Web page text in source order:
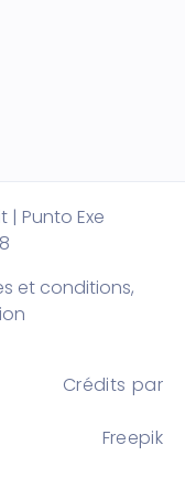
| Punto Exe
et conditions,
Crédits par
Freepik